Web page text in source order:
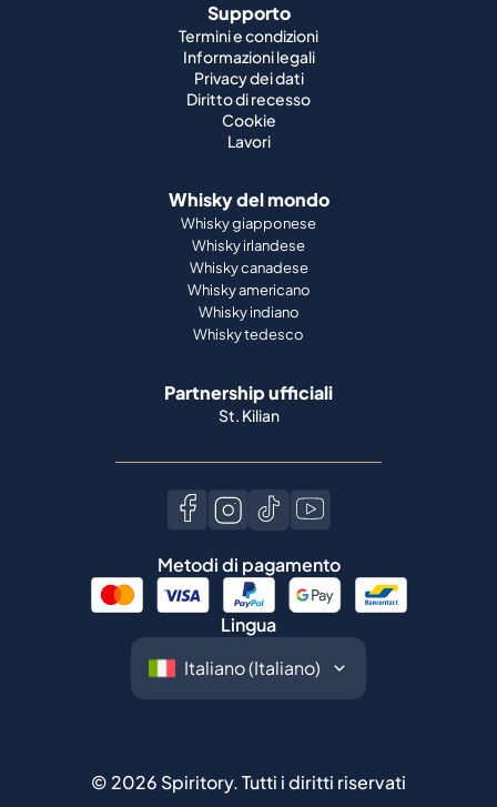
Supporto
Termini e condizioni
Informazioni legali
Privacy dei dati
Diritto di recesso
Cookie
Lavori
Whisky del mondo
Whisky giapponese
Whisky irlandese
Whisky canadese
Whisky americano
Whisky indiano
Whisky tedesco
Partnership ufficiali
St. Kilian
Metodi di pagamento
Lingua
© 2026 Spiritory.Tutti i diritti riservati